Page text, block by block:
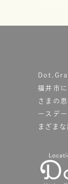
福井市
さまの
ースデ
まざま